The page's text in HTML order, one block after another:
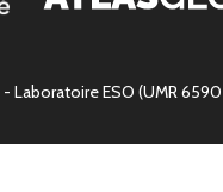
- Laboratoire ESO (UMR